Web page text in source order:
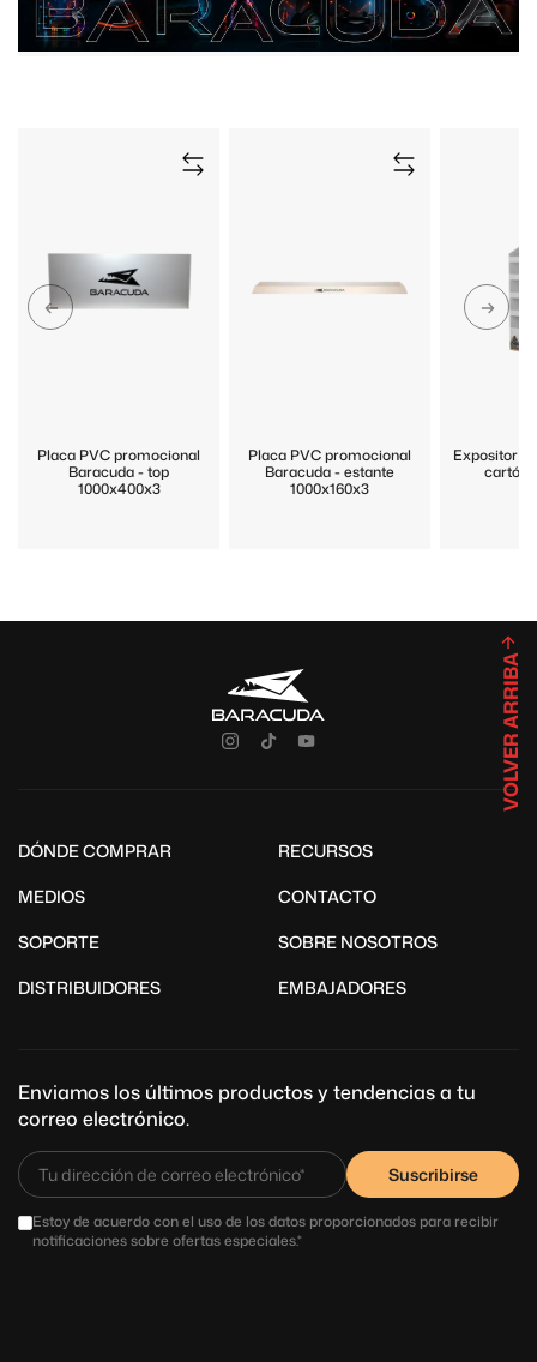
Placa PVC promocional
Baracuda - top
1000x400x3
Placa PVC promocional
Baracuda - estante
1000x160x3
Expositor
cartón
DÓNDE COMPRAR
RECURSOS
MEDIOS
CONTACTO
SOPORTE
SOBRE NOSOTROS
DISTRIBUIDORES
EMBAJADORES
Enviamos los últimos productos y tendencias a tu
correo electrónico.
Suscribirse
Estoy de acuerdo con el uso de los datos proporcionados para recibir
notificaciones sobre ofertas especiales.*
VOLVER ARRIBA